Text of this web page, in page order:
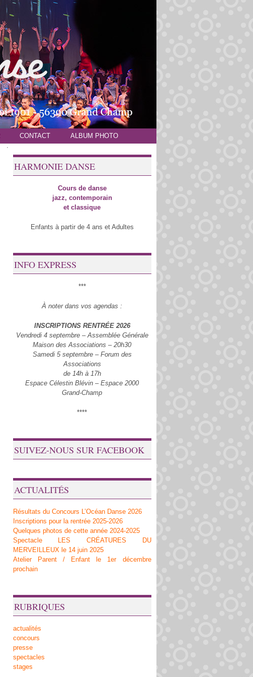
CONTACT ALBUM PHOTO
HARMONIE DANSE
Cours de danse
jazz, contemporain
et classique
Enfants à partir de 4 ans et Adultes
INFO EXPRESS
***
À noter dans vos agendas :
INSCRIPTIONS RENTRÉE 2026
Vendredi 4 septembre – Assemblée Générale
Maison des Associations – 20h30
Samedi 5 septembre – Forum des
Associations
de 14h à 17h
Espace Célestin Blévin – Espace 2000
Grand-Champ
****
SUIVEZ-NOUS SUR FACEBOOK
ACTUALITÉS
Résultats du Concours L’Océan Danse 2026
Inscriptions pour la rentrée 2025-2026
Quelques photos de cette année 2024-2025
Spectacle LES CRÉATURES DU
MERVEILLEUX le 14 juin 2025
Atelier Parent / Enfant le 1er décembre
prochain
RUBRIQUES
actualités
concours
presse
spectacles
stages